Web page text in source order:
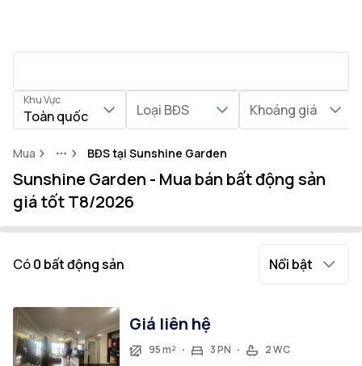
Khu Vực
Toàn quốc Loại BĐS Khoảng giá
Mua MoreBĐS tại Sunshine Garden
Sunshine Garden - Mua bán bất động sản
giá tốt T8/2026
Có0 bất động sản Nổi bật
Giá liên hệ
95 m² 3 PN 2 WC